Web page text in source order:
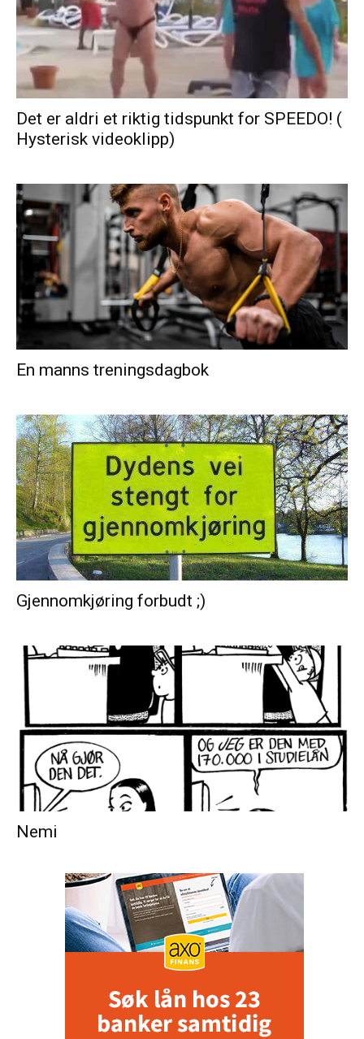
Det er aldri et riktig tidspunkt for SPEEDO! (
Hysterisk videoklipp)
En manns treningsdagbok
Gjennomkjøring forbudt ;)
Nemi